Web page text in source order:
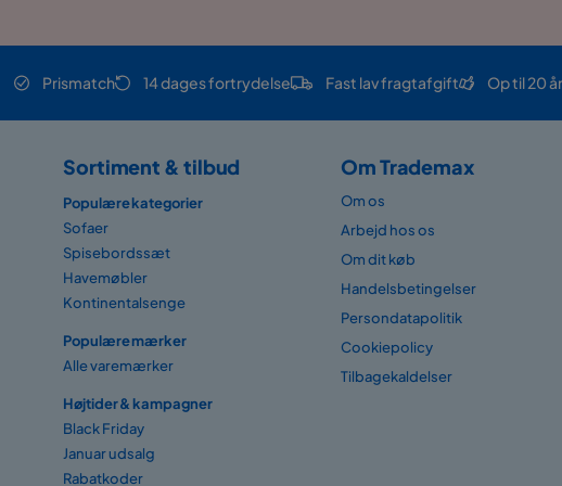
Prismatch 14 dages fortrydelse Fast lav fragtafgift Op til 20
Sortiment & tilbud
Populære kategorier
Sofaer
Spisebordssæt
Havemøbler
Kontinentalsenge
Populære mærker
Alle varemærker
Højtider & kampagner
Black Friday
Januar udsalg
Rabatkoder
Om Trademax
Om os
Arbejd hos os
Om dit køb
Handelsbetingelser
Persondatapolitik
Cookiepolicy
Tilbagekaldelser